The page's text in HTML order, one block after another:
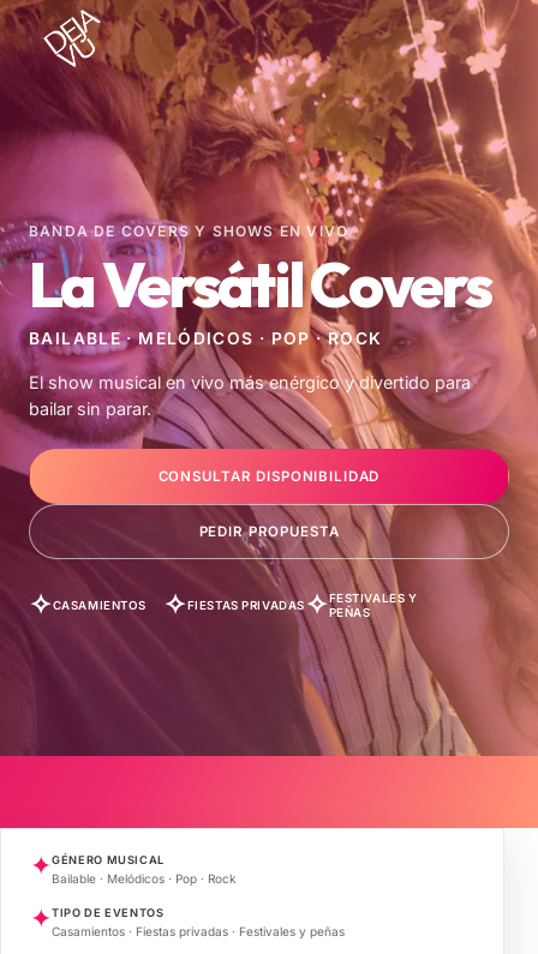
Skip
to
content
BANDA DE COVERS Y SHOWS EN VIVO
La Versátil Covers
BAILABLE · MELÓDICOS · POP · ROCK
El show musical en vivo más enérgico y divertido para
bailar sin parar.
CONSULTAR DISPONIBILIDAD
PEDIR PROPUESTA
✧CASAMIENTOS ✧FIESTAS PRIVADAS✧FESTIVALES Y
PEÑAS
✦GÉNERO MUSICAL
Bailable · Melódicos · Pop · Rock
✦TIPO DE EVENTOS
Casamientos · Fiestas privadas · Festivales y peñas